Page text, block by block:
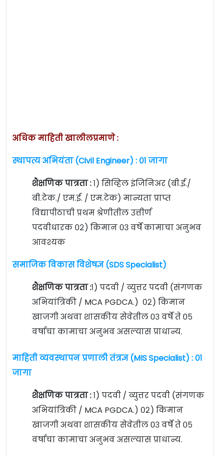
अधिक माहिती खालीलप्रमाणे :
स्थापत्य अभियंता (Civil Engineer) : ०१ जागा
शैक्षणिक पात्रता :१) सिव्हिल इंजिनिअर (बी.ई./
बी.टेक./ एम.ई. / एम.टेक) मान्यता प्राप्त
विद्यापीठाची प्रथम श्रेणीतील उत्तीर्ण
पदवीधारक ०२) किमान ०३ वर्षे कामाचा अनुभव
आवश्यक
समाजिक विकास विशेषज्ञ (SDS Specialist)
शैक्षणिक पात्रता :१) पदवी / व्युत्तर पदवी (संगणक
अभियांत्रिकी / MCA PGDCA.) ०२) किमान
खाजगी अथवा शासकीय सेवेतील ०३ वर्षे ते ०५
वर्षाचा कामाचा अनुभव असल्यास प्राधान्य.
माहिती व्यवस्थापन प्रणाली तंत्रज्ञ (MIS Specialist) : ०१
जागा
शैक्षणिक पात्रता :१) पदवी / व्युत्तर पदवी (संगणक
अभियांत्रिकी / MCA PGDCA.) ०२) किमान
खाजगी अथवा शासकीय सेवेतील ०३ वर्षे ते ०५
वर्षाचा कामाचा अनुभव असल्यास प्राधान्य.